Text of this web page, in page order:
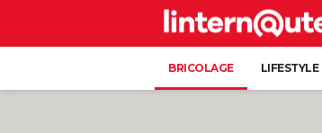
BRICOLAGE LIFESTYLE